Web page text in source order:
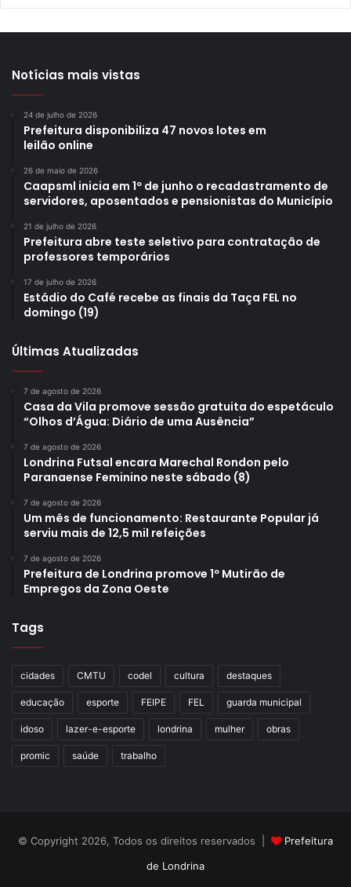
Notícias mais vistas
24 de julho de 2026
Prefeitura disponibiliza 47 novos lotes em
leilão online
26 de maio de 2026
Caapsml inicia em 1º de junho o recadastramento de
servidores, aposentados e pensionistas do Município
21 de julho de 2026
Prefeitura abre teste seletivo para contratação de
professores temporários
17 de julho de 2026
Estádio do Café recebe as finais da Taça FEL no
domingo (19)
Últimas Atualizadas
7 de agosto de 2026
Casa da Vila promove sessão gratuita do espetáculo
“Olhos d’Água: Diário de uma Ausência”
7 de agosto de 2026
Londrina Futsal encara Marechal Rondon pelo
Paranaense Feminino neste sábado (8)
7 de agosto de 2026
Um mês de funcionamento: Restaurante Popular já
serviu mais de 12,5 mil refeições
7 de agosto de 2026
Prefeitura de Londrina promove 1º Mutirão de
Empregos da Zona Oeste
Tags
cidades CMTU codel cultura destaques
educação esporte FEIPE FEL guarda municipal
idoso lazer-e-esporte londrina mulher obras
promic saúde trabalho
© Copyright 2026, Todos os direitos reservados |
Prefeitura
de Londrina